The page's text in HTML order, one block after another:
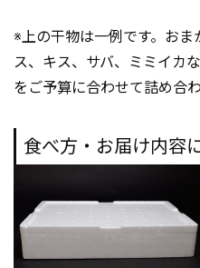
※上の干物は一例です。お
ス、キス、サバ、ミミイカ
をご予算に合わせて詰め合
食べ方・お届け内容